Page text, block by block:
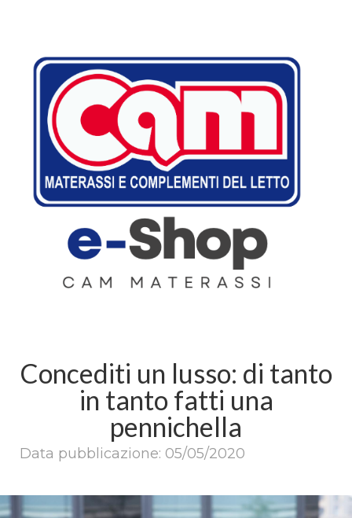
Concediti un lusso: di tanto
in tanto fatti una
pennichella
Data pubblicazione: 05/05/2020